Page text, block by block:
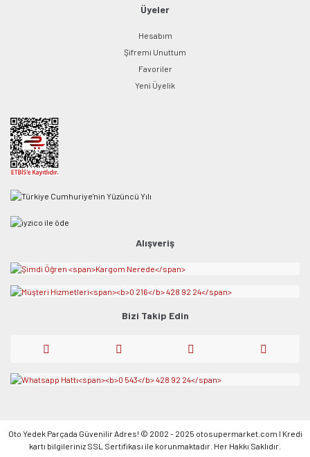
Üyeler
Hesabım
Şifremi Unuttum
Favoriler
Yeni Üyelik
Alışveriş
Bizi Takip Edin
Oto Yedek Parçada Güvenilir Adres! © 2002 - 2025 otosupermarket.com l Kredi
kartı bilgileriniz SSL Sertifikası ile korunmaktadır. Her Hakkı Saklıdır.